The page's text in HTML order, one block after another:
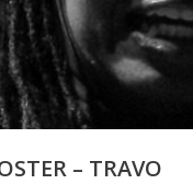
– TRAVO